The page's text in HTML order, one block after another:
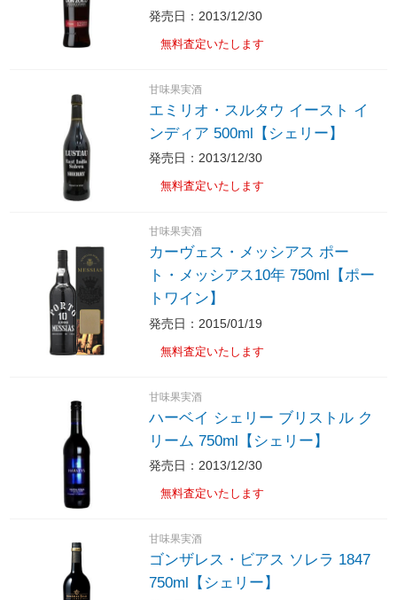
発売日：2013/12/30
無料査定いたします
甘味果実酒
エミリオ・スルタウ イースト イ
ンディア 500ml【シェリー】
発売日：2013/12/30
無料査定いたします
甘味果実酒
カーヴェス・メッシアス ポー
ト・メッシアス10年 750ml【ポー
トワイン】
発売日：2015/01/19
無料査定いたします
甘味果実酒
ハーベイ シェリー ブリストル ク
リーム 750ml【シェリー】
発売日：2013/12/30
無料査定いたします
甘味果実酒
ゴンザレス・ビアス ソレラ 1847
750ml【シェリー】